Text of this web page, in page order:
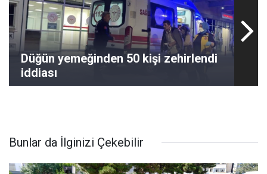
Düğün yemeğinden 50 kişi zehirlendi
iddiası
Bunlar da İlginizi Çekebilir